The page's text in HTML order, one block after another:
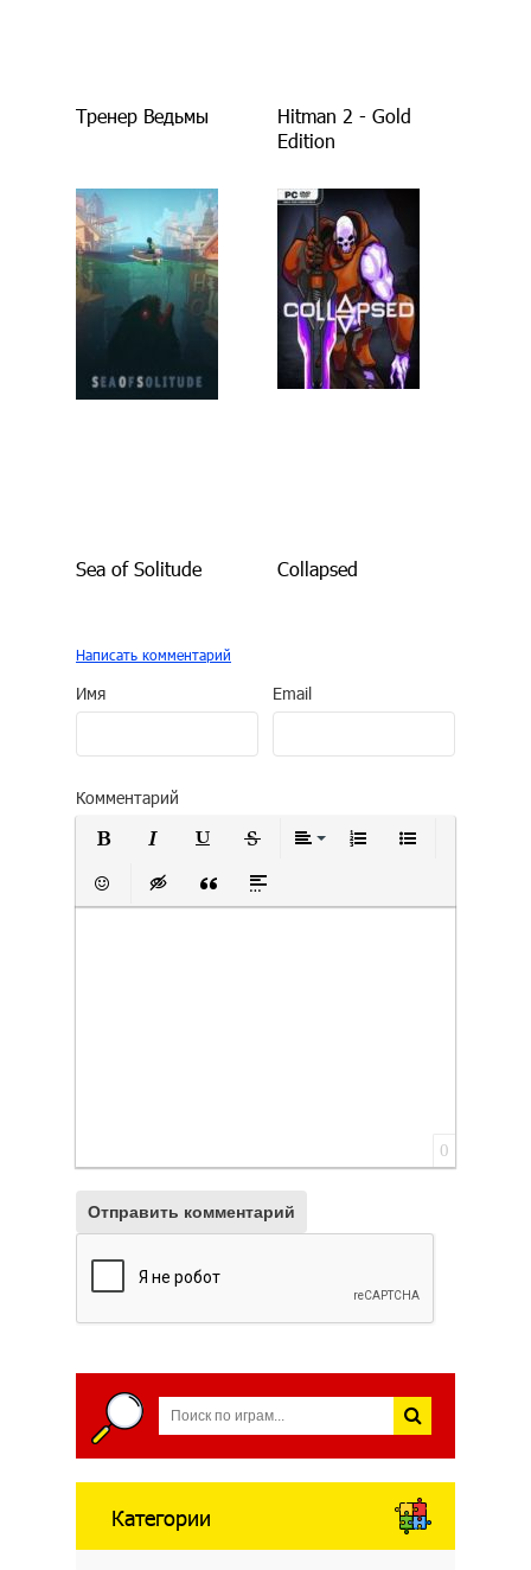
Тренер Ведьмы
Hitman 2 - Gold
Edition
Sea of Solitude Collapsed
Написать комментарий
Имя Email
Комментарий
Полужирный
Вставить смайлик
Вставка скрытого текста
Вставка цитаты
Вставка спойлера
0
Отправить комментарий
Категории